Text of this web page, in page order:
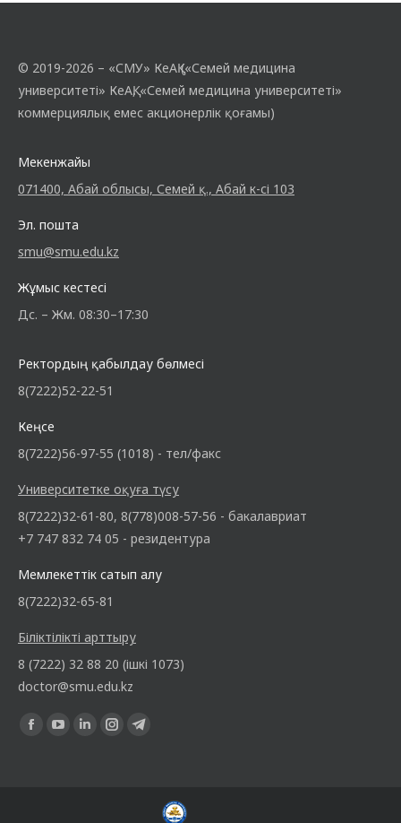
© 2019-2026 – «СМУ» КеАҚ («Семей медицина
университеті» КеАҚ, «Семей медицина университеті»
коммерциялық емес акционерлік қоғамы)
Мекенжайы
071400, Абай облысы, Семей қ., Абай к-сі 103
Эл. пошта
smu@smu.edu.kz
Жұмыс кестесі
Дс. – Жм. 08:30–17:30
Ректордың қабылдау бөлмесі
8(7222)52-22-51
Кеңсе
8(7222)56-97-55 (1018) - тел/факс
Университетке оқуға түсу
8(7222)32-61-80, 8(778)008-57-56 - бакалавриат
+7 747 832 74 05 - резидентура
Мемлекеттік сатып алу
8(7222)32-65-81
Біліктілікті арттыру
8 (7222) 32 88 20 (ішкі 1073)
doctor@smu.edu.kz
Find us on: